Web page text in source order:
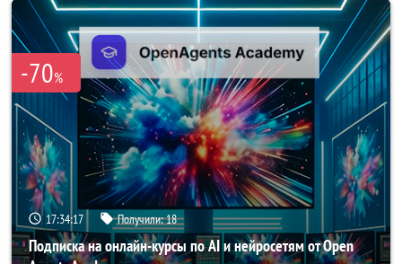
-70%
17:34:16 Получили:18
Подписка на онлайн-курсы по AI и нейросетям от Open